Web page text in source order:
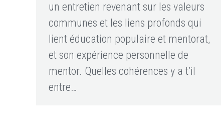
un entretien revenant sur les valeurs
communes et les liens profonds qui
lient éducation populaire et mentorat,
et son expérience personnelle de
mentor. Quelles cohérences y a t’il
entre…